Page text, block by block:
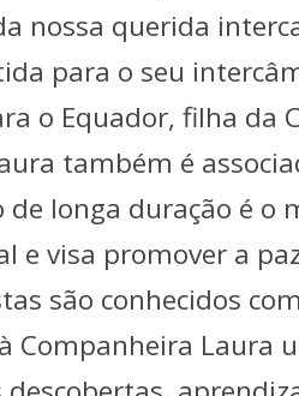
nossa querida
para o seu
o Equador, filha da
também é
longa duração é o
e visa promover a
são conhecidos
Companheira Laura